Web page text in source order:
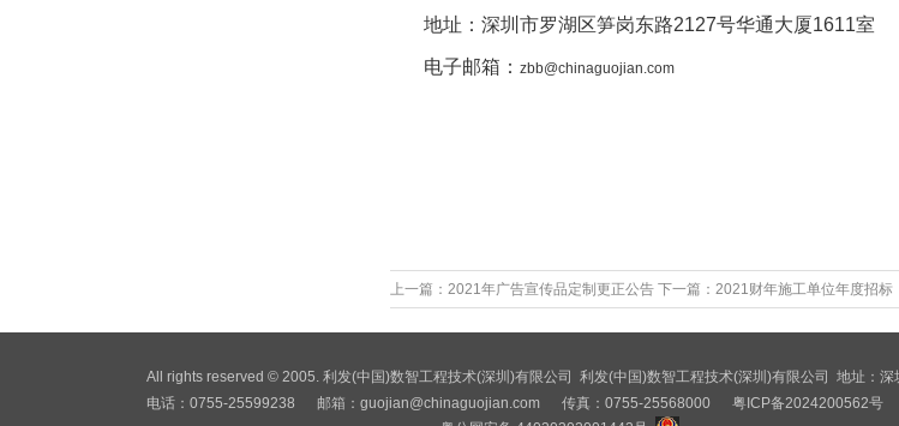
地址：深圳市罗湖区笋岗东路2127号华通大厦1611室
电子邮箱： zbb@chinaguojian.com
2021年7
上一篇： 2021年广告宣传品定制更正公告 下一篇： 2021财年施工单位年度招标
All rights reserved © 2005. 利发(中国)数智工程技术(深圳)有限公司 利发(中国)数智工程技术(深圳)有限公司 地址：深
电话：0755-25599238 邮箱： guojian@chinaguojian.com 传真：0755-25568000 粤ICP备2024200562号